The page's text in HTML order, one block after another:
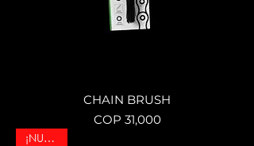
CHAIN BRUSH
Price
COP 31,000
¡NUEVO!